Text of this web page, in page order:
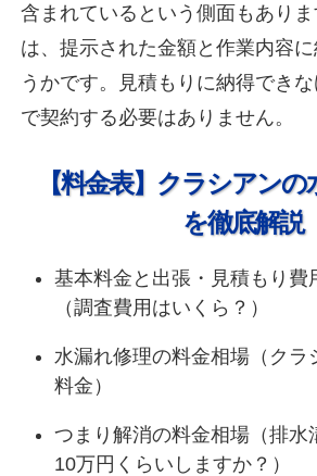
含まれているという側面もあり
は、提示された金額と作業内容
うかです。見積もりに納得でき
で契約する必要はありません。
【料金表】クラシアン
を徹底解説
基本料金と出張・見積もり費
（調査費用はいくら？）
水漏れ修理の料金相場（クラ
料金）
つまり解消の料金相場（排水
10万円くらいしますか？）